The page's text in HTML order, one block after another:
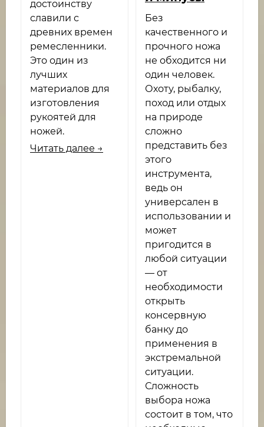
достоинству
славили с
древних времен
ремесленники.
Это один из
лучших
материалов для
изготовления
рукоятей для
ножей.
Читать далее →
Без
качественного и
прочного ножа
не обходится ни
один человек.
Охоту, рыбалку,
поход или отдых
на природе
сложно
представить без
этого
инструмента,
ведь он
универсален в
использовании и
может
пригодится в
любой ситуации
— от
необходимости
открыть
консервную
банку до
применения в
экстремальной
ситуации.
Сложность
выбора ножа
состоит в том, что